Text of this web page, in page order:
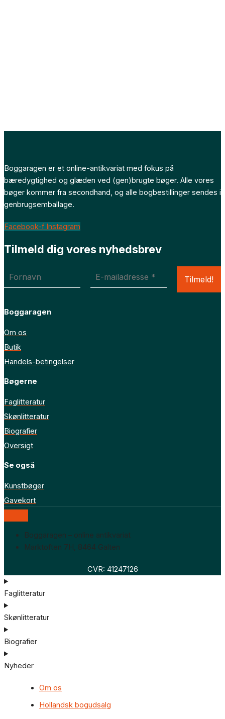
Boggaragen er et online-antikvariat med fokus på
bæredygtighed og glæden ved (gen)brugte bøger. Alle vores
bøger kommer fra secondhand, og alle bogbestillinger sendes i
genbrugsemballage.
Facebook-f Instagram
Tilmeld dig vores nyhedsbrev
Boggaragen
Om os
Butik
Handels-betingelser
Bøgerne
Faglitteratur
Skønlitteratur
Biografier
Oversigt
Se også
Kunstbøger
Gavekort
Boggaragen – online antikvariat
Marktoften 7H, 8464 Galten
CVR: 41247126
Faglitteratur
Skønlitteratur
Biografier
Nyheder
Om os
Hollandsk bogudsalg